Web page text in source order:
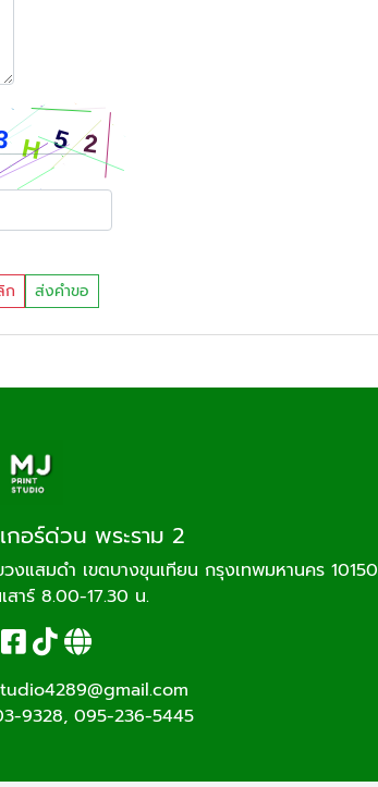
ก ส่งคำขอ
อร์ด่วน พระราม 2
แสมดำ เขตบางขุนเทียน กรุงเทพมหานคร 10150
สาร์ 8.00-17.30 น.
9328, 095-236-5445